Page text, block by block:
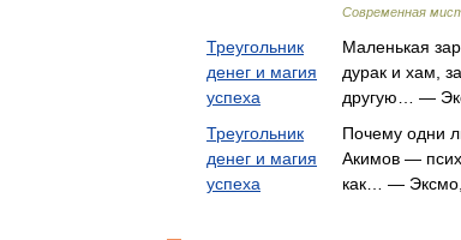
Современная
Треугольник
денег и магия
успеха
Маленькая
дурак и хам,
другую… —
Треугольник
денег и магия
успеха
Почему одни
Акимов —
как… — Эксмо,